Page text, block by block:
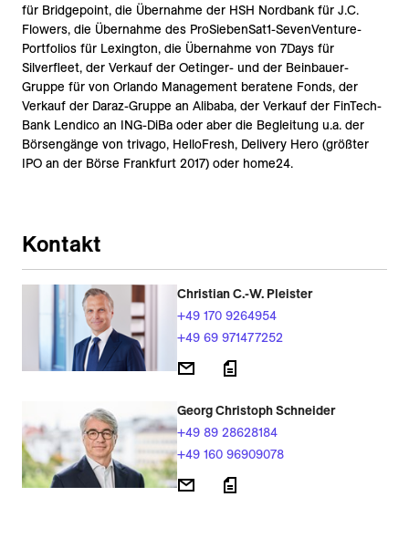
für Bridgepoint, die Übernahme der HSH Nordbank für J.C.
Flowers, die Übernahme des ProSiebenSat1-SevenVenture-
Portfolios für Lexington, die Übernahme von 7Days für
Silverfleet, der Verkauf der Oetinger- und der Beinbauer-
Gruppe für von Orlando Management beratene Fonds, der
Verkauf der Daraz-Gruppe an Alibaba, der Verkauf der FinTech-
Bank Lendico an ING-DiBa oder aber die Begleitung u.a. der
Börsengänge von trivago, HelloFresh, Delivery Hero (größter
IPO an der Börse Frankfurt 2017) oder home24.
Kontakt
Christian C.-W. Pleister
+49 170 9264954
+49 69 971477252
Georg Christoph Schneider
+49 89 28628184
+49 160 96909078